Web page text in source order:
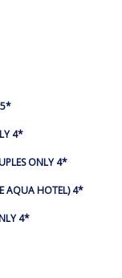
5*
4*
ONLY 4*
AQUA HOTEL) 4*
4*